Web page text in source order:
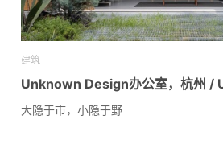
建筑
Unknown Design办公室，杭州 /
大隐于市，小隐于野